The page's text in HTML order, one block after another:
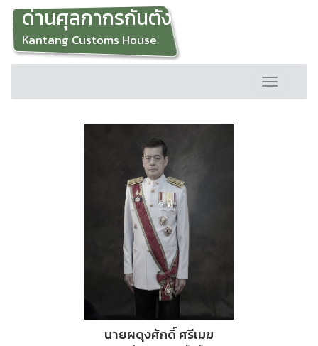
ด่านศุลกากรกันตัง
Kantang Customs House
Toggle
navigation
นายผดุงศักดิ์ ศรีเมฆ